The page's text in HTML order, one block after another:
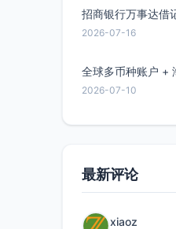
招商银行万事达借
2026-07-16
2026-07-10
最新评论
xiaoz